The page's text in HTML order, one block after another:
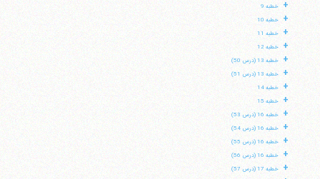
+ خطبه 9
+ خطبه 10
+ خطبه 11
+ خطبه 12
+ خطبه 13 (درس 50)
+ خطبه 13 (درس 51)
+ خطبه 14
+ خطبه 15
+ خطبه 16 (درس 53)
+ خطبه 16 (درس 54)
+ خطبه 16 (درس 55)
+ خطبه 16 (درس 56)
+ خطبه 17 (درس 57)